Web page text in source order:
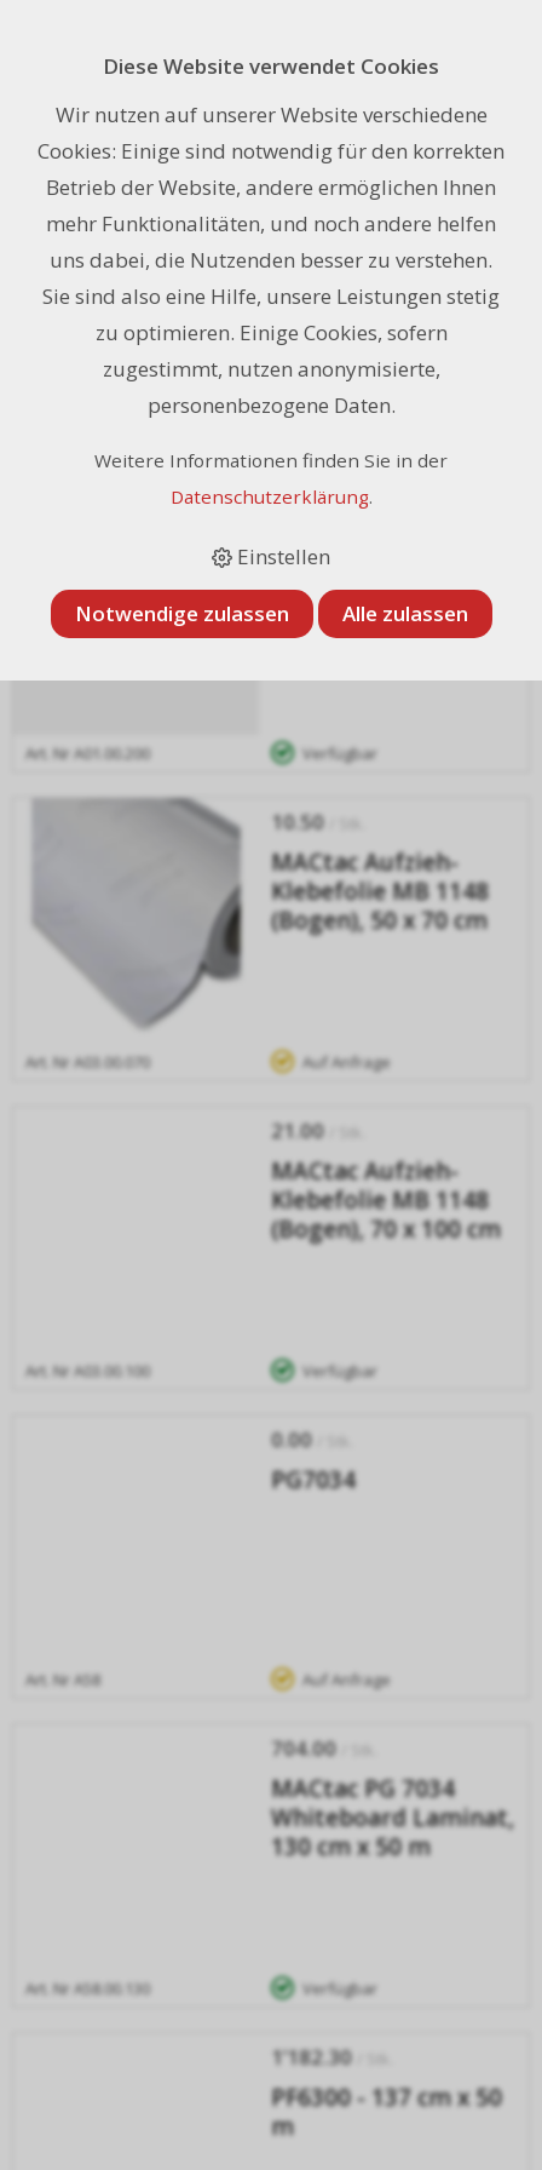
Mactac
Filter
OBERFLÄCHE
PH-WERT
KLEBSTOFF
SPEZIALARTIKEL
Artikel pro Seite
10
Sortieren nach: Art. Nr|Bezeichnung|CHF
94 Artikel
3
993.00 / Stk.
Aufziehfolie 200 cm x
50 m
Art. Nr A01.00.200 Verfügbar
10.50
MACtac Aufzieh-
Klebefolie MB 1148
(Bogen), 50 x 70 cm
Art. Nr A03.00.070 Auf Anfrage
21.00
MACtac Aufzieh-
Klebefolie MB 1148
(Bogen), 70 x 100 cm
Art. Nr A03.00.100 Verfügbar
0.00
PG7034
Art. Nr A58 Auf Anfrage
704.00
MACtac PG 7034
Whiteboard Laminat,
130 cm x 50 m
Art. Nr A58.00.130 Verfügbar
1’182.30
PF6300 - 137 cm x 50
m
Diese Website verwendet Cookies
Wir nutzen auf unserer Website verschiedene
Cookies: Einige sind notwendig für den korrekten
Betrieb der Website, andere ermöglichen Ihnen
mehr Funktionalitäten, und noch andere helfen
uns dabei, die Nutzenden besser zu verstehen.
Sie sind also eine Hilfe, unsere Leistungen stetig
zu optimieren. Einige Cookies, sofern
zugestimmt, nutzen anonymisierte,
personenbezogene Daten.
Weitere Informationen finden Sie in der
Datenschutzerklärung.
Einstellen
Notwendige zulassen Alle zulassen